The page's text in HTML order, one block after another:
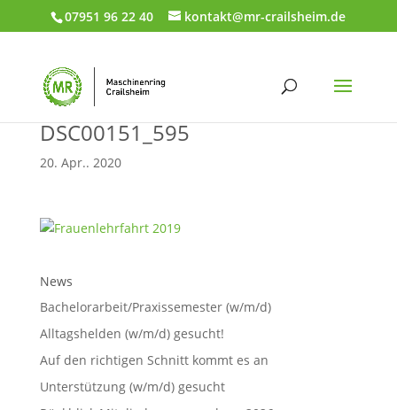
07951 96 22 40 kontakt@mr-crailsheim.de
DSC00151_595
20. Apr.. 2020
News
Bachelorarbeit/Praxissemester (w/m/d)
Alltagshelden (w/m/d) gesucht!
Auf den richtigen Schnitt kommt es an
Unterstützung (w/m/d) gesucht